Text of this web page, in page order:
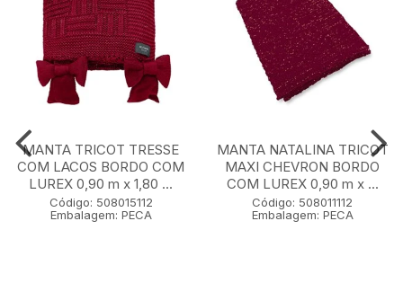
MANTA TRICOT TRESSE
COM LACOS BORDO COM
LUREX 0,90 m x 1,80 ...
Código: 508015112
Embalagem: PECA
MANTA NATALINA TRICOT
MAXI CHEVRON BORDO
COM LUREX 0,90 m x ...
Código: 508011112
Embalagem: PECA